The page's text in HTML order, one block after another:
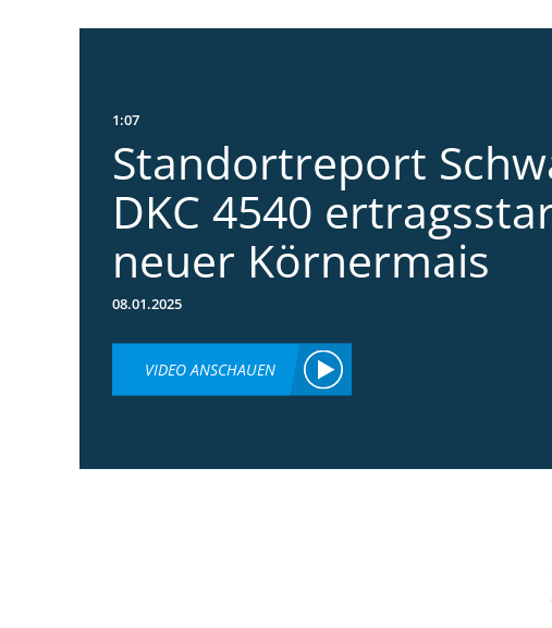
1:07
Standortreport
DKC 4540
neuer Körnermais
08.01.2025
VIDEO ANSCHAUEN